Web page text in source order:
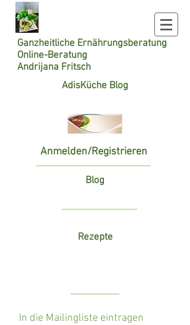
Ganzheitliche Ernährungsberatung
Online-Beratung
Andrijana Fritsch
AdisKüche Blog
Anmelden/Registrieren
Blog
Rezepte
In die Mailingliste eintragen